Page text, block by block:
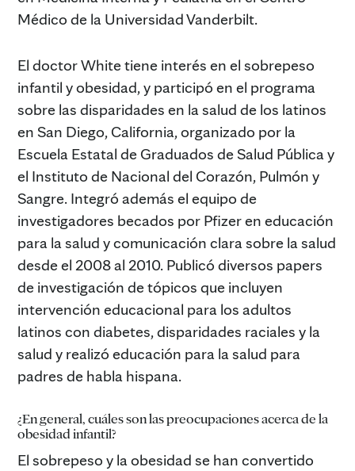
Médico de la Universidad Vanderbilt.
El doctor White tiene interés en el sobrepeso
infantil y obesidad, y participó en el programa
sobre las disparidades en la salud de los latinos
en San Diego, California, organizado por la
Escuela Estatal de Graduados de Salud Pública y
el Instituto de Nacional del Corazón, Pulmón y
Sangre. Integró además el equipo de
investigadores becados por Pfizer en educación
para la salud y comunicación clara sobre la salud
desde el 2008 al 2010. Publicó diversos papers
de investigación de tópicos que incluyen
intervención educacional para los adultos
latinos con diabetes, disparidades raciales y la
salud y realizó educación para la salud para
padres de habla hispana.
¿En general, cuáles son las preocupaciones acerca de la
obesidad infantil?
El sobrepeso y la obesidad se han convertido